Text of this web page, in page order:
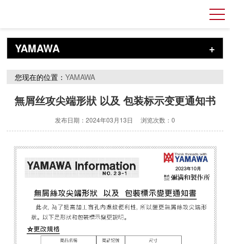
YAMAWA +
您现在的位置：YAMAWA
無屑丝攻尖端形狀 以及 包装标示变更通知书
发布日期：2024年03月13日 浏览次数： 0